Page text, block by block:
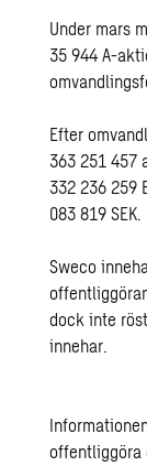
Under mars
35 944 A-
Efter
363 251 457
332 236 259
083 819
Sweco
dock inte
innehar.
offentliggöra